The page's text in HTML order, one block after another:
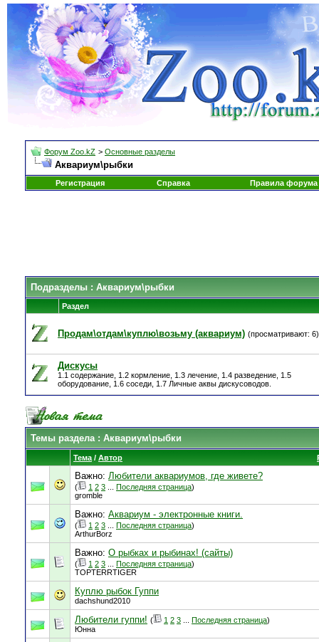
Форум Zoo.kZ > Основные разделы
Аквариум\рыбки
Регистрация Справка Правила форума
Подразделы : Аквариум\рыбки
Раздел
Продам\отдам\куплю\возьму (аквариум) (просматривают: 6)
Дискусы
1.1 содержание, 1.2 кормление, 1.3 лечение, 1.4 разведение, 1.5
оборудование, 1.6 соседи, 1.7 Личные аквы дискусоводов.
Темы раздела: Аквариум\рыбки
Тема / Автор
Важно: Любители аквариумов, где живете?
( 1 2 3 Последняя страница)
gromble
Важно: Аквариум - электронные книги.
( 1 2 3 Последняя страница)
ArthurBorz
Важно: О рыбках и рыбинах! (сайты)
( 1 2 3 Последняя страница)
TOPTERRTIGER
Куплю рыбок Гуппи
dachshund2010
Любители гуппи! ( 1 2 3 Последняя страница)
Юнна